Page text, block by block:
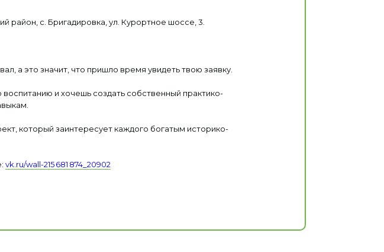
район, с. Бригадировка, ул. Курортное шоссе, 3.
а это значит, что пришло время увидеть твою заявку.
и хочешь создать собственный практико-
который заинтересует каждого богатым историко-
vk.ru/wall-215 681 874_20902